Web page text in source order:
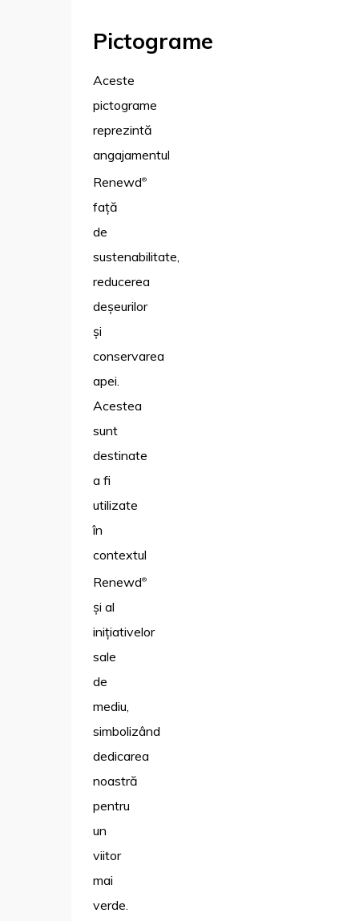
Pictograme
Aceste
pictograme
reprezintă
angajamentul
Renewd®
față
de
sustenabilitate,
reducerea
deșeurilor
și
conservarea
apei.
Acestea
sunt
destinate
a fi
utilizate
în
contextul
Renewd®
și al
inițiativelor
sale
de
mediu,
simbolizând
dedicarea
noastră
pentru
un
viitor
mai
verde.